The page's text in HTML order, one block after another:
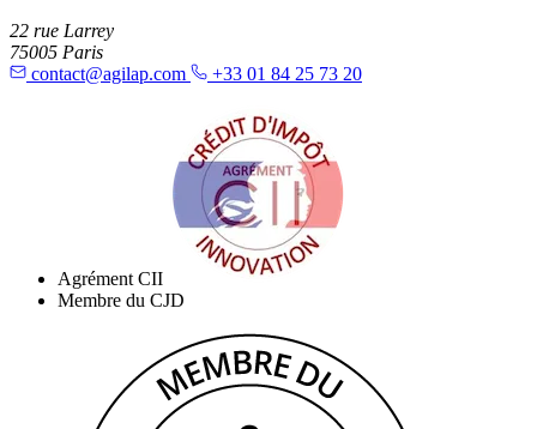
22 rue Larrey
75005 Paris
contact@agilap.com
+33 01 84 25 73 20
Agrément CII
Membre du CJD